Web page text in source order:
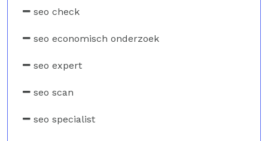
seo check
seo economisch onderzoek
seo expert
seo scan
seo specialist